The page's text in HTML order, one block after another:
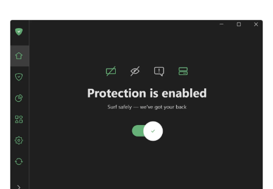
Installation über den Windows Store